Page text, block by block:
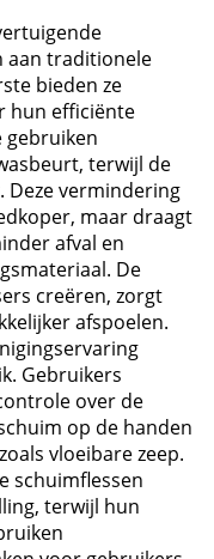
aan traditionele
bieden ze
hun efficiënte
gebruiken
terwijl de
Deze vermindering
maar draagt
afval en
De
creëren, zorgt
afspoelen.
Gebruikers
over de
op de handen
vloeibare zeep.
schuimflessen
terwijl hun